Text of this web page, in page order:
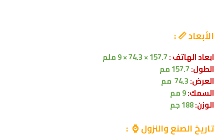
الأبعاد 📏 :
ابعاد الهاتف :157.7 × 74.3 × 9 ملم
الطول:157.7 مم
العرض:
السمك:9 مم
الوزن:
تاريخ الصنع والنزول ⌚ :